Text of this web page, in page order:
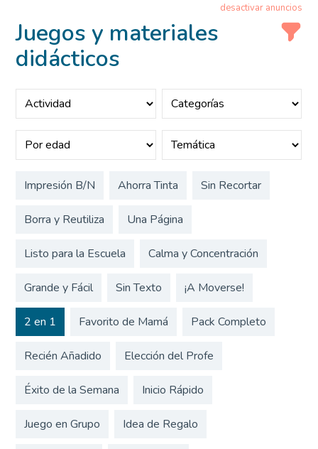
desactivar anuncios
Juegos y materiales
didácticos
Impresión B/N Ahorra Tinta Sin Recortar
Borra y Reutiliza Una Página
Listo para la Escuela Calma y Concentración
Grande y Fácil Sin Texto ¡A Moverse!
2 en 1 Favorito de Mamá Pack Completo
Recién Añadido Elección del Profe
Éxito de la Semana Inicio Rápido
Juego en Grupo Idea de Regalo